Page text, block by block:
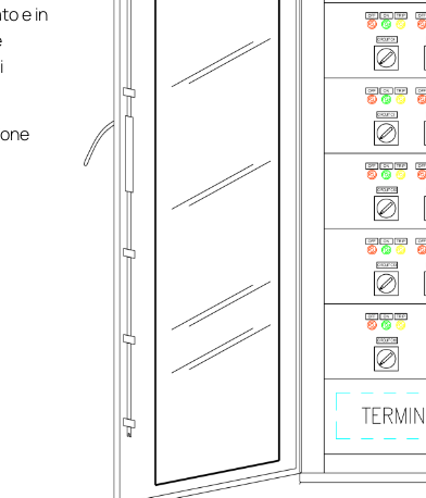
e in